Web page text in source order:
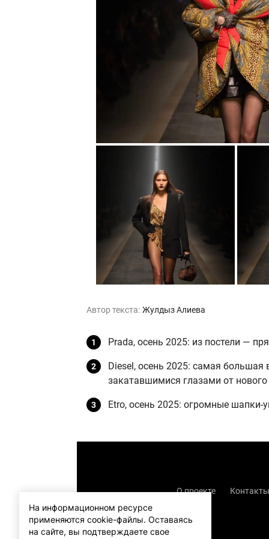
Автор текста: Жулдыз Алиева
Prada, осень 2025: из постели —
Diesel, осень 2025: самая
закатавшимися глазами от
Etro, осень 2025: огромные
О проекте Контакты
На информационном ресурсе
применяются cookie-файлы. Оставаясь
на сайте, вы подтверждаете свое